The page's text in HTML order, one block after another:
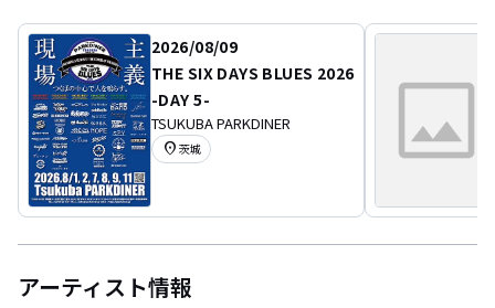
2026/08/09
THE SIX DAYS BLUES 2026
-DAY 5-
TSUKUBA PARKDINER
location_on 茨城
アーティスト情報